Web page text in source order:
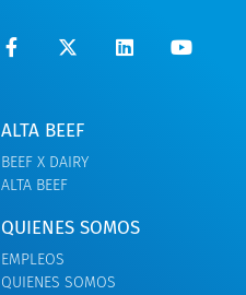
ALTA BEEF
BEEF X DAIRY
ALTA BEEF
QUIENES SOMOS
EMPLEOS
QUIENES SOMOS